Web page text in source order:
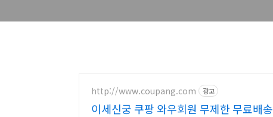
http://www.coupang.com 광고
이세신궁 쿠팡 와우회원 무제한 무료배송